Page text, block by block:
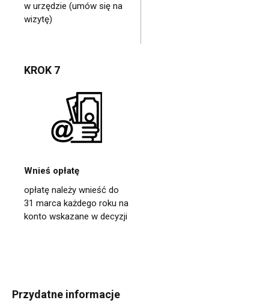
w urzędzie (umów się na
wizytę)
KROK 7
Wnieś opłatę
opłatę należy wnieść do
31 marca każdego roku na
konto wskazane w decyzji
Przydatne informacje